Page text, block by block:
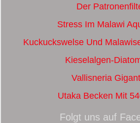
Der
Stress Im Malawi
Kuckuckswelse Und
Kieselalgen-
Vallisneria
Utaka Becken Mit
Folgt uns auf